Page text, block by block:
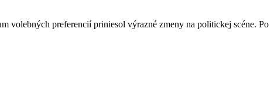
volebných preferencií priniesol výrazné zmeny na politickej scéne. Po